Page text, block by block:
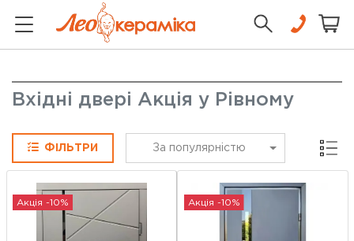
Вхідні двері Акція у Рівному
ФІЛЬТРИ За популярністю Сітка
Акція -10% Акція -10%